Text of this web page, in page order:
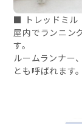
■ トレッドミル
屋内でランニン
す。
ルームランナー
とも呼ばれます。